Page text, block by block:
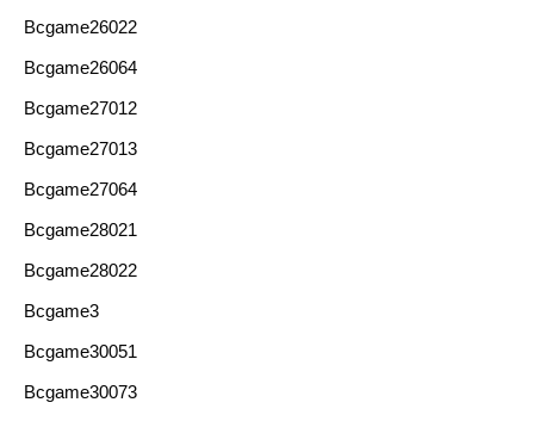
Bcgame26022
Bcgame26064
Bcgame27012
Bcgame27013
Bcgame27064
Bcgame28021
Bcgame28022
Bcgame3
Bcgame30051
Bcgame30073